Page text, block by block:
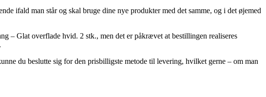
ifald man står og skal bruge dine nye produkter med det samme, og i det øjemed
– Glat overflade hvid. 2 stk., men det er påkrævet at bestillingen realiseres
du beslutte sig for den prisbilligste metode til levering, hvilket gerne – om man